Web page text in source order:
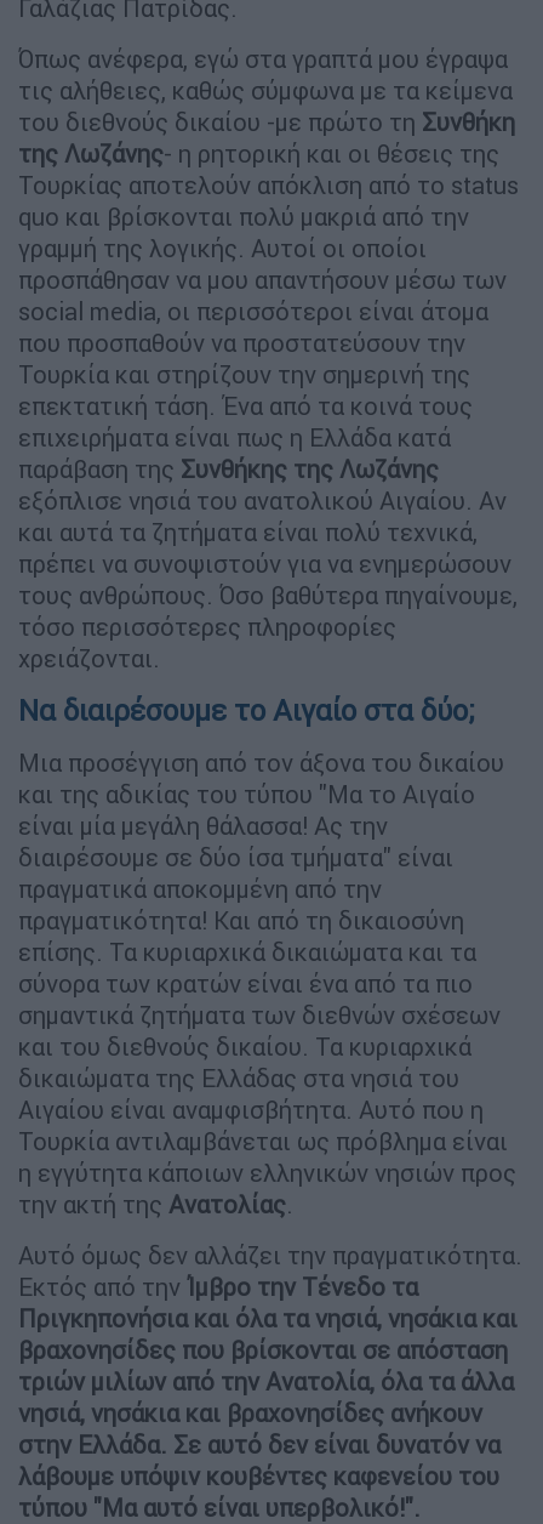
Γαλάζιας Πατρίδας.
Όπως ανέφερα, εγώ στα γραπτά μου έγραψα
τις αλήθειες, καθώς σύμφωνα με τα κείμενα
του διεθνούς δικαίου -με πρώτο τη Συνθήκη
της Λωζάνης- η ρητορική και οι θέσεις της
Τουρκίας αποτελούν απόκλιση από το status
quo και βρίσκονται πολύ μακριά από την
γραμμή της λογικής. Αυτοί οι οποίοι
προσπάθησαν να μου απαντήσουν μέσω των
social media, οι περισσότεροι είναι άτομα
που προσπαθούν να προστατεύσουν την
Τουρκία και στηρίζουν την σημερινή της
επεκτατική τάση. Ένα από τα κοινά τους
επιχειρήματα είναι πως η Ελλάδα κατά
παράβαση της Συνθήκης της Λωζάνης
εξόπλισε νησιά του ανατολικού Αιγαίου. Αν
και αυτά τα ζητήματα είναι πολύ τεχνικά,
πρέπει να συνοψιστούν για να ενημερώσουν
τους ανθρώπους. Όσο βαθύτερα πηγαίνουμε,
τόσο περισσότερες πληροφορίες
χρειάζονται.
Να διαιρέσουμε το Αιγαίο στα δύο;
Μια προσέγγιση από τον άξονα του δικαίου
και της αδικίας του τύπου "Μα το Αιγαίο
είναι μία μεγάλη θάλασσα! Ας την
διαιρέσουμε σε δύο ίσα τμήματα" είναι
πραγματικά αποκομμένη από την
πραγματικότητα! Και από τη δικαιοσύνη
επίσης. Τα κυριαρχικά δικαιώματα και τα
σύνορα των κρατών είναι ένα από τα πιο
σημαντικά ζητήματα των διεθνών σχέσεων
και του διεθνούς δικαίου. Τα κυριαρχικά
δικαιώματα της Ελλάδας στα νησιά του
Αιγαίου είναι αναμφισβήτητα. Αυτό που η
Τουρκία αντιλαμβάνεται ως πρόβλημα είναι
η εγγύτητα κάποιων ελληνικών νησιών προς
την ακτή της Ανατολίας.
Αυτό όμως δεν αλλάζει την πραγματικότητα.
Εκτός από την Ίμβρο την Τένεδο τα
Πριγκηπονήσια και όλα τα νησιά, νησάκια και
βραχονησίδες που βρίσκονται σε απόσταση
τριών μιλίων από την Ανατολία, όλα τα άλλα
νησιά, νησάκια και βραχονησίδες ανήκουν
στην Ελλάδα. Σε αυτό δεν είναι δυνατόν να
λάβουμε υπόψιν κουβέντες καφενείου του
τύπου "Μα αυτό είναι υπερβολικό!".